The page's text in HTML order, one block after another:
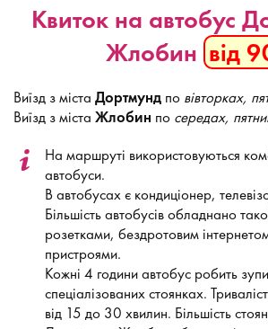
Квиток на автобус
Жлобин від
Виїзд з міста Дортмунд по вівторках,
Виїзд з міста Жлобин по середах,
На маршруті використовуються
автобуси.
В автобусах є кондиціонер,
Більшість автобусів обладнано
розетками, бездротовим
пристроями.
Кожні 4 години автобус робить
спеціалізованих стоянках.
від 15 до 30 хвилин. Більшість